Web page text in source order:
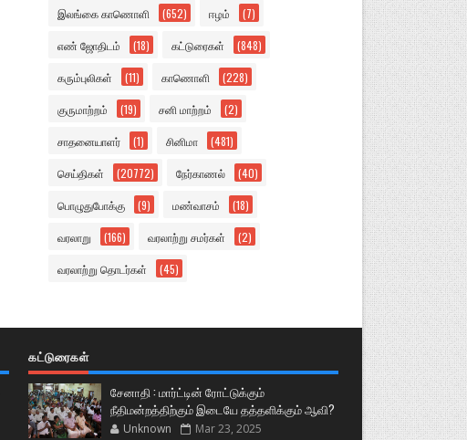
இலங்கை காணொளி (652) ஈழம் (7)
எண் ஜோதிடம் (18) கட்டுரைகள் (848)
கரும்புலிகள் (11) காணொளி (228)
குருமாற்றம் (19) சனி மாற்றம் (2)
சாதனையாளர் (1) சினிமா (481)
செய்திகள் (20772) நேர்காணல் (40)
பொழுதுபோக்கு (9) மண்வாசம் (18)
வரலாறு (166) வரலாற்று சமர்கள் (2)
வரலாற்று தொடர்கள் (45)
கட்டுரைகள்
சேனாதி : மார்ட்டின் ரோட்டுக்கும்
நீதிமன்றத்திற்கும் இடையே தத்தளிக்கும் ஆவி?
Unknown Mar 23, 2025